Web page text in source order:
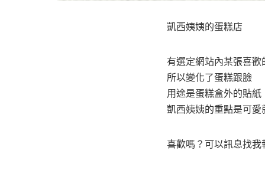
凱西姨姨的蛋糕店
有選定網站內某張喜歡
所以變化了蛋糕跟臉
用途是蛋糕盒外的貼紙
凱西姨姨的重點是可愛
喜歡嗎？可以訊息找我